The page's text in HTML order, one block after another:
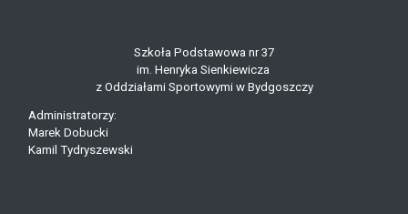
Szkoła Podstawowa nr 37
im. Henryka Sienkiewicza
z Oddziałami Sportowymi w Bydgoszczy
Administratorzy:
Marek Dobucki
Kamil Tydryszewski